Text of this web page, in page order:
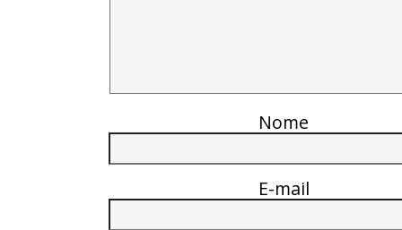
Nome
E-mail